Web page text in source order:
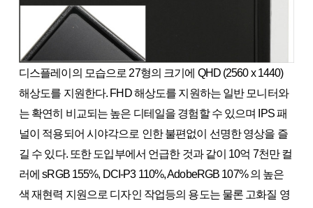
디스플레이의 모습으로 27형의 크기에 QHD (2560 x 1440)
해상도를 지원한다. FHD 해상도를 지원하는 일반 모니터와
는 확연히 비교되는 높은 디테일을 경험할 수 있으며 IPS 패
널이 적용되어 시야각으로 인한 불편없이 선명한 영상을 즐
길 수 있다. 또한 도입부에서 언급한 것과 같이 10억 7천만 컬
러에 sRGB 155%, DCI-P3 110%, AdobeRGB 107% 의 높은
색 재현력 지원으로 디자인 작업등의 용도는 물론 고화질 영